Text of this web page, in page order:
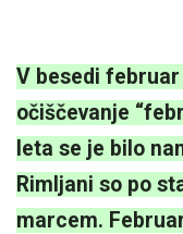
V besedi
očiščevanje
leta se je bilo
Rimljani so po
marcem.